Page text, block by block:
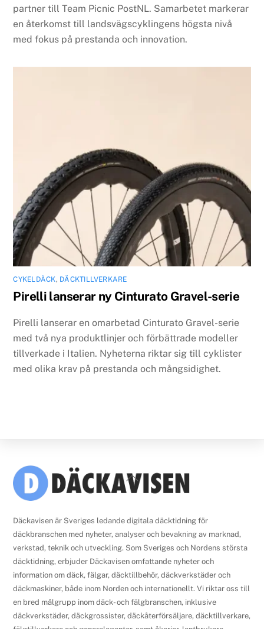
partner till Team Picnic PostNL. Samarbetet markerar
en återkomst till landsvägscyklingens högsta nivå
med fokus på prestanda och innovation.
CYKELDÄCK, DÄCKTILLVERKARE
Pirelli lanserar ny Cinturato Gravel-serie
Pirelli lanserar en omarbetad Cinturato Gravel-serie
med två nya produktlinjer och förbättrade modeller
tillverkade i Italien. Nyheterna riktar sig till cyklister
med olika krav på prestanda och mångsidighet.
Back
To
Däckavisen är Sveriges ledande digitala däcktidning för
däckbranschen med nyheter, analyser och bevakning av marknad,
verkstad, teknik och utveckling. Som Sveriges och Nordens största
däcktidning, erbjuder Däckavisen omfattande nyheter och
information om däck, fälgar, däcktillbehör, däckverkstäder och
däckmaskiner, både inom Norden och internationellt. Vi riktar oss till
en bred målgrupp inom däck- och fälgbranschen, inklusive
däckverkstäder, däckgrossister, däckåterförsäljare, däcktillverkare,